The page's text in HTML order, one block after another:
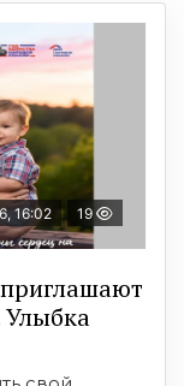
16:02 19
Улыбка